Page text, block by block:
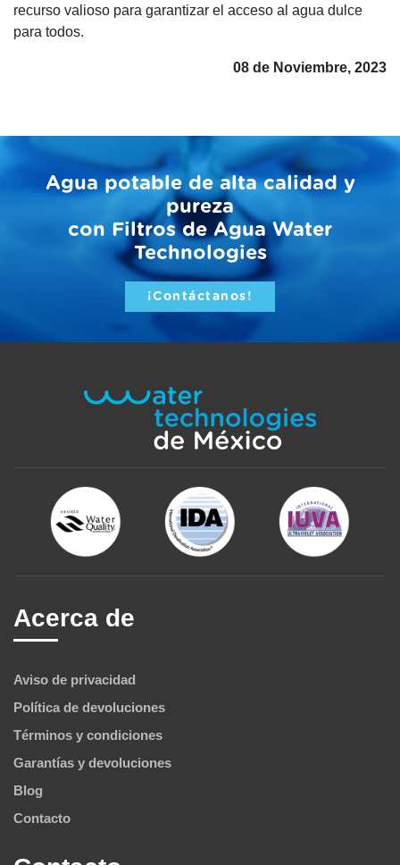
recurso valioso para garantizar el acceso al agua dulce
para todos.
08 de Noviembre, 2023
Agua potable de alta calidad y
pureza
con Filtros de Agua Water
Technologies
¡Contáctanos!
Acerca de
Aviso de privacidad
Política de devoluciones
Términos y condiciones
Garantías y devoluciones
Blog
Contacto